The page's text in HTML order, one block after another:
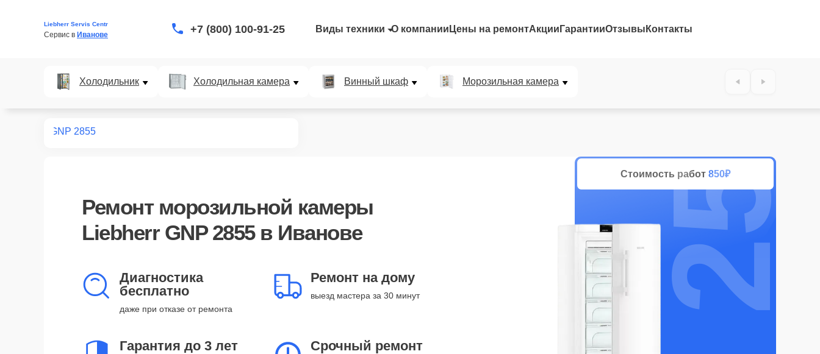
Liebherr Servis Centr
Сервис в Иванове +7 (800) 100-91-25 Виды техники О компании Цены на ремонтАкции ГарантииОтзывы Контакты
Холодильник Холодильная камера Винный шкаф Морозильная камера
GNP 2855
Ремонт морозильной камеры
Liebherr GNP 2855в Иванове
Диагностика
бесплатно
даже при отказе от ремонта
Ремонт на дому
выезд мастера за 30 минут
Гарантия до 3 лет Срочный ремонт
Стоимость работ 850₽
25%